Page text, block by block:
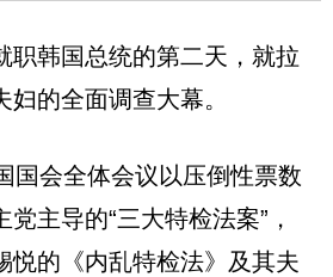
职韩国总统的第二天，就拉
的全面调查大幕。
国会全体会议以压倒性票数
主导的“三大特检法案”，
悦的《内乱特检法》及其夫